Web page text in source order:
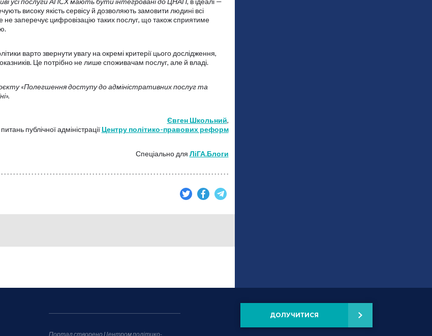
високу якість сервісу й дозволяють замовити людині всі
не заперечує цифровізацію таких послуг, що також сприятиме
варто звернути увагу на окремі критерії цього дослідження,
Це потрібно не лише споживачам послуг, але й владі.
«Полегшення доступу до адміністративних послуг та
Євген Школьний,
публічної адміністрації Центру політико-правових реформ
Спеціально для ЛіГА.Блоги
Портал створено Центром політико-
ДОЛУЧИТИСЯ